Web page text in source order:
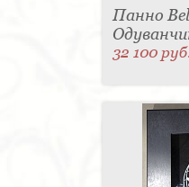
Панно
32 100